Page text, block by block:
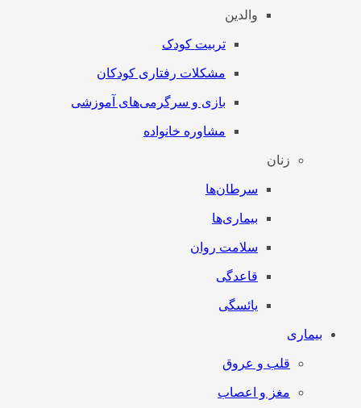
والدین
تربیت کودک
مشکلات رفتاری کودکان
بازی و سرگرمی‌های آموزشی
مشاوره خانواده
زنان
سرطان‌‌ها
بیماری‌ها
سلامت روان
قاعدگی
یائسگی
بیماری
قلب و عروق
مغز و اعصاب